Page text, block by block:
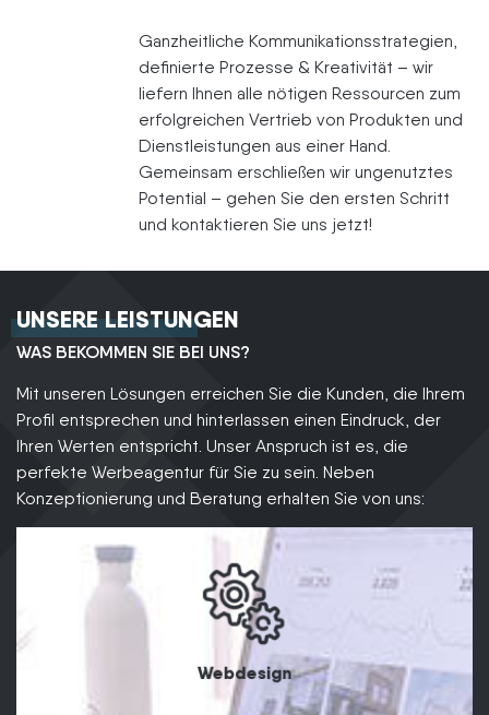
Ganzheitliche Kommunikationsstrategien,
definierte Prozesse & Kreativität – wir
liefern Ihnen alle nötigen Ressourcen zum
erfolgreichen Vertrieb von Produkten und
Dienstleistungen aus einer Hand.
Gemeinsam erschließen wir ungenutztes
Potential – gehen Sie den ersten Schritt
und kontaktieren Sie uns jetzt!
UNSERE LEISTUNGEN
WAS BEKOMMEN SIE BEI UNS?
Mit unseren Lösungen erreichen Sie die Kunden, die Ihrem
Profil entsprechen und hinterlassen einen Eindruck, der
Ihren Werten entspricht. Unser Anspruch ist es, die
perfekte Werbeagentur für Sie zu sein. Neben
Konzeptionierung und Beratung erhalten Sie von uns:
Webdesign